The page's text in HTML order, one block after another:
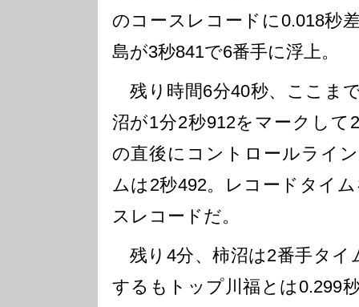
のコースレコードに0.018秒
島が3秒841で6番手に浮上。
残り時間6分40秒、ここま
沼が1分2秒912をマークして
の直後にコントロールライ
ムは2秒492。レコードタイ
スレコードだ。
残り4分、柿沼は2番手タイ
するもトップ川福とは0.299